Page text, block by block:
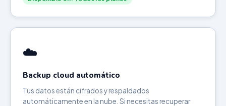
☁️
Backup cloud automático
Tus datos están cifrados y respaldados
automáticamente en la nube. Si necesitas recuperar